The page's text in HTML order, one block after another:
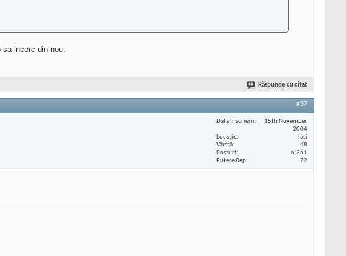
sa incerc din nou.
Răspunde cu citat
#37
Data înscrierii
15th November
2004
Locaţie
Iasi
Vârstă
48
Posturi
6.261
Putere Rep
72